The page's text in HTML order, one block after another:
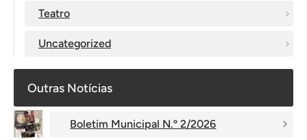
Teatro
Uncategorized
Outras Notícias
Boletim Municipal N.º 2/2026